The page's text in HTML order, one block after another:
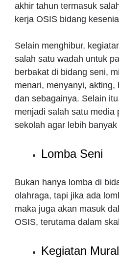
akhir tahun termasuk
kerja OSIS bidang
Selain menghibur,
salah satu wadah untuk
berbakat di bidang seni,
menari, menyanyi, akting,
dan sebagainya. Selain
menjadi salah satu media
sekolah agar lebih banyak
Lomba Seni
Bukan hanya lomba di
olahraga, tapi jika ada
maka juga akan masuk
OSIS, terutama dalam
Kegiatan Mural